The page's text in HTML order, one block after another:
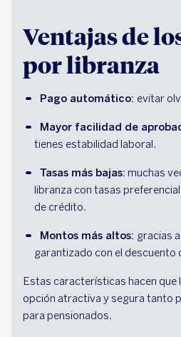
Ventajas de
por libranza
Pago automático: evitar
Mayor facilidad de
tienes estabilidad laboral.
Tasas más bajas: muchas
libranza con tasas
de crédito.
Montos más altos: gracias
garantizado con el descuento
Estas características hacen que
opción atractiva y segura tanto
para pensionados.